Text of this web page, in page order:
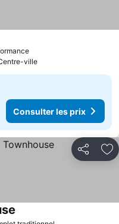
ville
Consulter les prix
Partager